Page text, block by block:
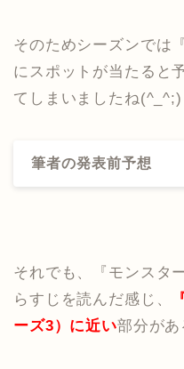
そのためシーズンでは
にスポットが当たると
てしまいましたね(^_^;)
筆者の発表前予想
それでも、『モンスタ
らすじを読んだ感じ、
ーズ3）に近い部分があ